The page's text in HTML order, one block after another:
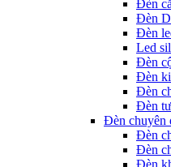
Đèn
Đèn
Đèn
Led
Đèn
Đèn
Đèn
Đèn
Đèn chuyên
Đèn
Đèn
Đèn